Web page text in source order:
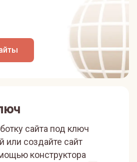
сайта под ключ
или создайте сайт
конструктора